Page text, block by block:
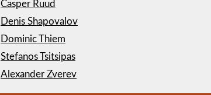
Casper Ruud
Denis Shapovalov
Dominic Thiem
Stefanos Tsitsipas
Alexander Zverev